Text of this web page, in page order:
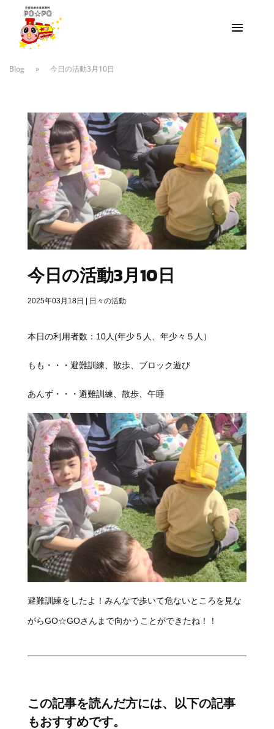
Blog » 今日の活動3月10日
今日の活動3月10日
2025年03月18日 日々の活動
本日の利用者数：10人(年少５人、年少々５人）
もも・・・ 避難訓練、散歩、ブロック遊び
あんず・・・ 避難訓練、散歩、午睡
避難訓練をしたよ！みんなで歩いて危ないところを見な
がらGO☆GOさんまで向かうことができたね！！
この記事を読んだ方には、以下の記事
もおすすめです。